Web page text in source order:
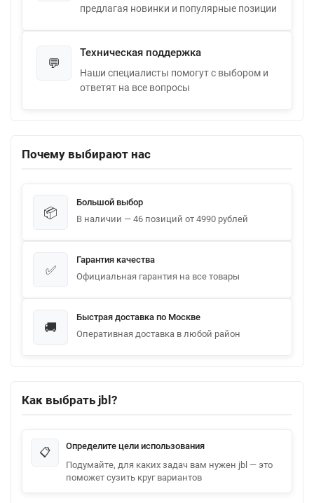
предлагая новинки и популярные позиции
💬
Техническая поддержка
Наши специалисты помогут с выбором и
ответят на все вопросы
Почему выбирают нас
📦
Большой выбор
В наличии — 46 позиций от 4990 рублей
✅
Гарантия качества
Официальная гарантия на все товары
🚚
Быстрая доставка по Москве
Оперативная доставка в любой район
Как выбрать jbl?
📋
Определите цели использования
Подумайте, для каких задач вам нужен jbl — это
поможет сузить круг вариантов